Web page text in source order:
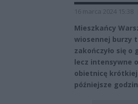
16 marca 2024 15:38
Mieszkańcy
wiosennej burzy
zakończyło się o
lecz intensywne
obietnicę
późniejsze